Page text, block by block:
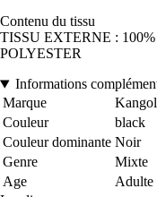
Contenu du tissu
TISSU EXTERNE :
POLYESTER
Informations
Marque
Kangol
Couleur
black
Couleur dominante Noir
Genre
Mixte
Age
Adulte